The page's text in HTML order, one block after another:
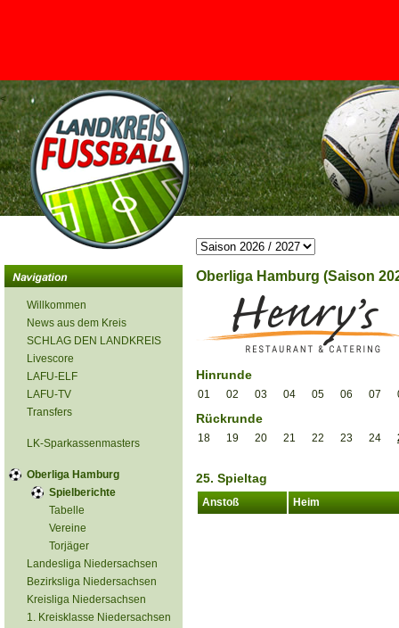
<
Willkommen
News aus dem Kreis
SCHLAG DEN LANDKREIS
Livescore
LAFU-ELF
LAFU-TV
Transfers
LK-Sparkassenmasters
Oberliga Hamburg
Spielberichte
Tabelle
Vereine
Torjäger
Landesliga Niedersachsen
Bezirksliga Niedersachsen
Kreisliga Niedersachsen
1. Kreisklasse Niedersachsen
Oberliga Hamburg (Saison
Hinrunde
01 02 03 04 05 06 07
Rückrunde
18 19 20 21 22 23 24
25. Spieltag
Anstoß Heim